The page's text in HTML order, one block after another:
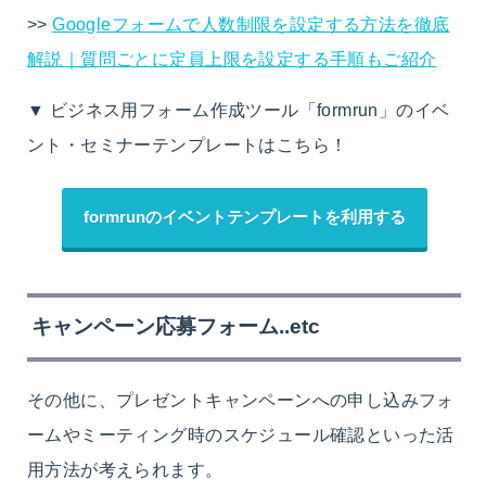
>>Googleフォームで人数制限を設定する方法を徹底
解説｜質問ごとに定員上限を設定する手順もご紹介
▼ ビジネス用フォーム作成ツール「formrun」のイベ
ント・セミナーテンプレートはこちら！
formrunのイベントテンプレートを利用する
キャンペーン応募フォーム..etc
その他に、プレゼントキャンペーンへの申し込みフォ
ームやミーティング時のスケジュール確認といった活
用方法が考えられます。